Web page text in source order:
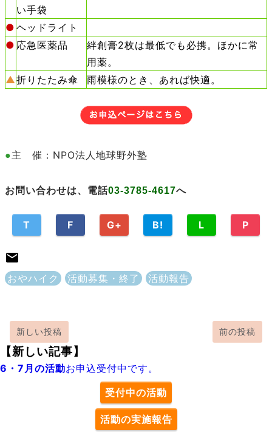
い手袋
● ヘッドライト
● 応急医薬品
絆創膏2枚は最低でも必携。ほかに常
用薬。
▲折りたたみ傘 雨模様のとき、あれば快適。
●主 催： NPO法人地球野外塾
お問い合わせは、電話03-3785-4617へ
T F G+ B! L P
おやハイク 活動募集・終了 活動報告
新しい投稿 前の投稿
【新しい記事】
6・7月の活動お申込受付中です。
受付中の活動
活動の実施報告